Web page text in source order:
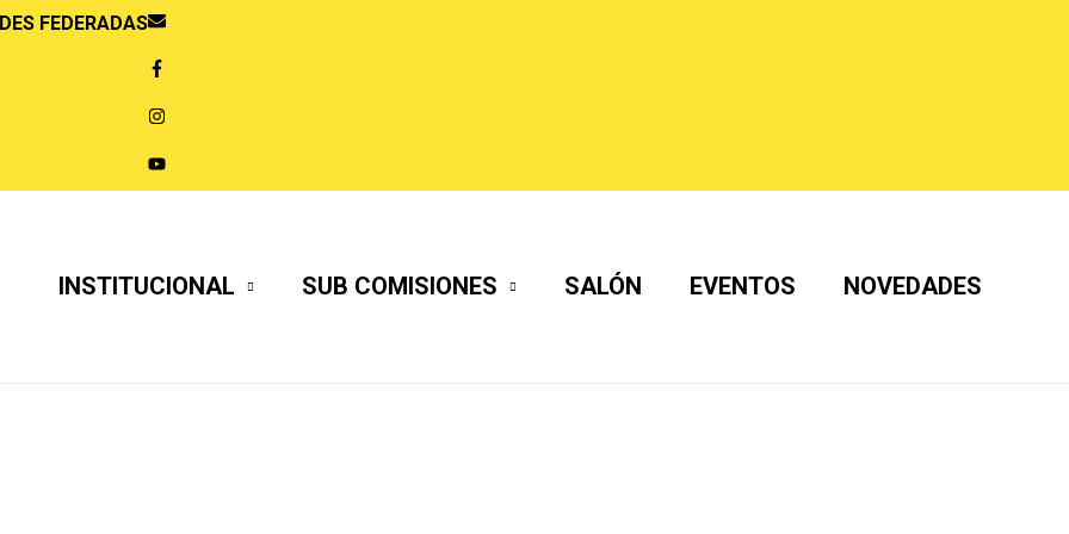
FEDERADAS
INSTITUCIONAL SUB COMISIONES SALÓN EVENTOS NOVEDADES